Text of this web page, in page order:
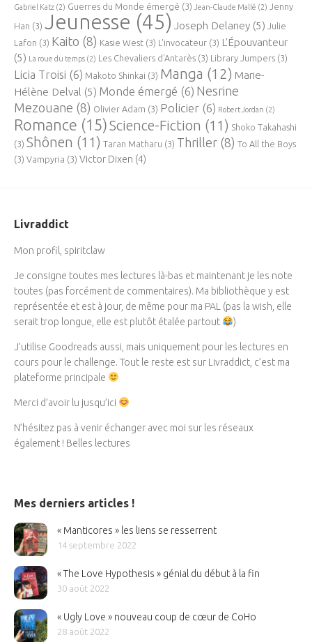
Gabriel Katz (2) Guerres du Monde émergé (3) Jean-Claude Mallé (2)
Jenny
Han (3) Jeunesse (45) Joseph Delaney (5) Julie
Lafon (3) Kaito (8) Kasie West (3) L'invocateur (3) L'Épouvanteur
(5) La roue du temps (2) Les Chevaliers d'Antarès (3) Library Jumpers (3)
Licia Troisi (6) Makoto Shinkai (3) Manga (12) Marie-
Hélène Delval (5) Monde émergé (6) Nesrine
Mezouane (8) Olivier Adam (3) Policier (6) Robert Jordan (2)
Romance (15)Science-Fiction (11) Shoko Takahashi
(3) Shônen (11) Taran Matharu (3) Thriller (8) To All the Boys
(3) Vampyria (3) Victor Dixen (4)
Livraddict
Mon profil, spiritclaw
Je consigne toutes mes lectures là-bas et maintenant je les note
toutes (pas forcément de commentaires). Ma bibliothèque y est
représentée et est à jour, de même pour ma PAL (pas la wish, elle
serait trop longue, elle est plutôt étalée partout
)
J’utilise Goodreads aussi, mais uniquement pour les lectures en
cours pour le challenge. Tout le reste est sur Livraddict, c’est ma
plateforme principale
Merci d’avoir lu jusqu’ici
N’hésitez pas à venir échanger avec moi sur les réseaux
également ! Belles lectures
Mes derniers articles !
« Manticores » les liens se resserrent
14 septembre 2022
« The Love Hypothesis » génial du début à la fin
30 août 2022
« Ugly Love » nouveau coup de cœur de CoHo
28 août 2022